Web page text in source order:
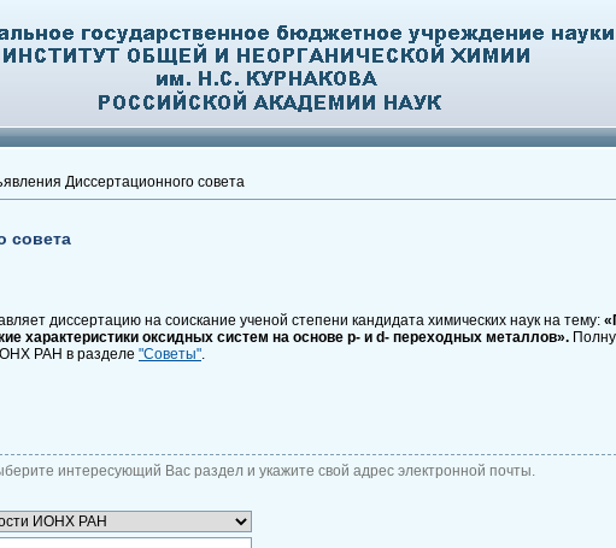
Диссертационного совета
совета
диссертацию на соискание ученой степени кандидата химических наук на тему:
характеристики оксидных систем на основе р- и d- переходных металлов».
РАН в разделе "Советы".
интересующий Вас раздел и укажите свой адрес электронной почты.